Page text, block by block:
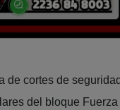
de cortes de
del bloque Fuerza